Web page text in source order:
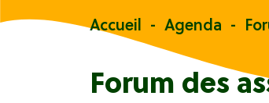
Accueil Agenda
Forum des